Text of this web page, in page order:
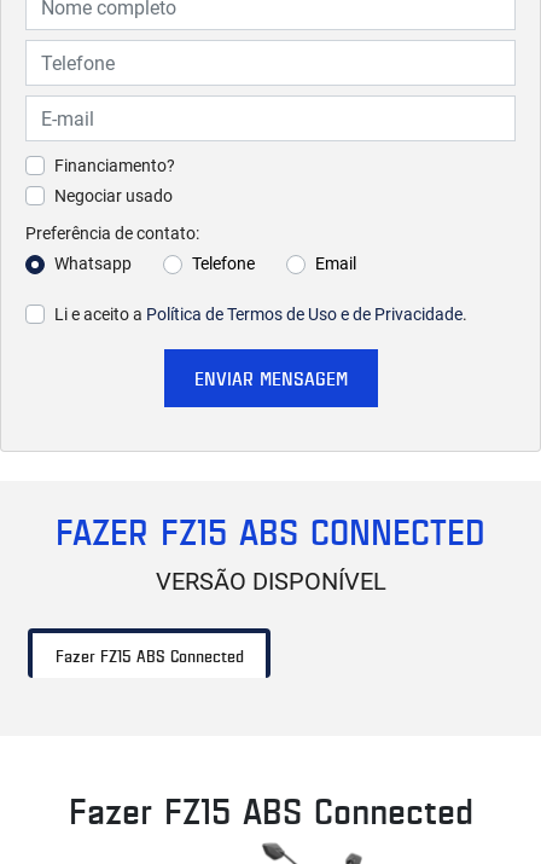
Financiamento?
Negociar usado
Preferência de contato:
Whatsapp
Telefone Email
Li e aceito a Política de Termos de Uso e de Privacidade.
ENVIAR MENSAGEM
FAZER FZ15 ABS CONNECTED
VERSÃO DISPONÍVEL
Fazer FZ15 ABS Connected
Fazer FZ15 ABS Connected